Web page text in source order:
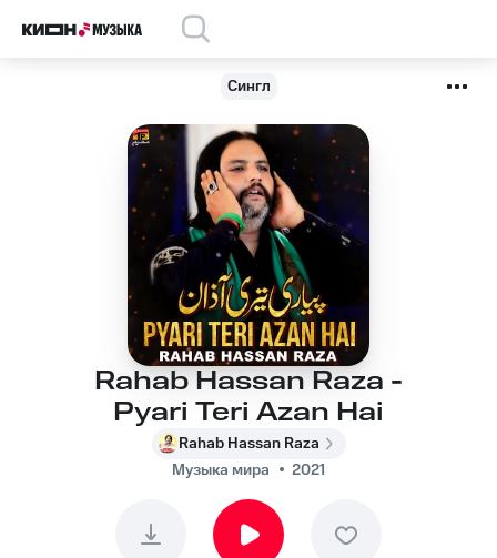
Сингл
Rahab Hassan Raza -
Pyari Teri Azan Hai
Rahab Hassan Raza
Музыка мира
2021